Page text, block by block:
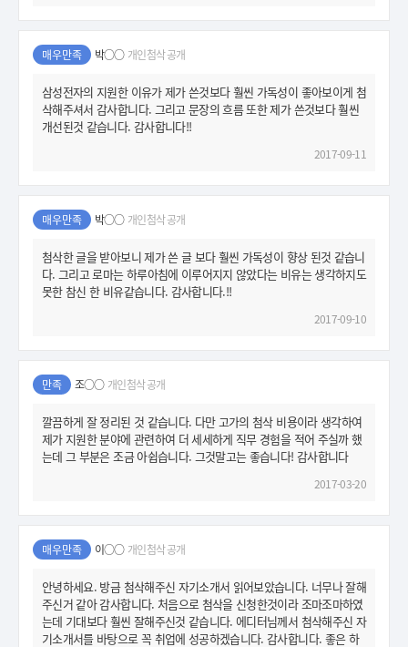
매우만족 박○○ 개인첨삭 공개
삼성전자의 지원한 이유가 제가 쓴것보다 훨씬 가독성이 좋아보이게 첨
삭해주셔서 감사합니다. 그리고 문장의 흐름 또한 제가 쓴것보다 훨씬
개선된것 같습니다. 감사합니다!!
2017-09-11
매우만족 박○○ 개인첨삭 공개
첨삭한 글을 받아보니 제가 쓴 글 보다 훨씬 가독성이 향상 된것 같습니
다. 그리고 로마는 하루아침에 이루어지지 않았다는 비유는 생각하지도
못한 참신 한 비유같습니다. 감사합니다.!!
2017-09-10
만족 조○○ 개인첨삭 공개
깔끔하게 잘 정리된 것 같습니다. 다만 고가의 첨삭 비용이라 생각하여
제가 지원한 분야에 관련하여 더 세세하게 직무 경험을 적어 주실까 했
는데 그 부분은 조금 아쉽습니다. 그것말고는 좋습니다! 감사합니다
2017-03-20
매우만족 이○○ 개인첨삭 공개
안녕하세요. 방금 첨삭해주신 자기소개서 읽어보았습니다. 너무나 잘해
주신거 같아 감사합니다. 처음으로 첨삭을 신청한것이라 조마조마하였
는데 기대보다 훨씬 잘해주신것 같습니다. 에디터님께서 첨삭해주신 자
기소개서를 바탕으로 꼭 취업에 성공하겠습니다. 감사합니다. 좋은 하